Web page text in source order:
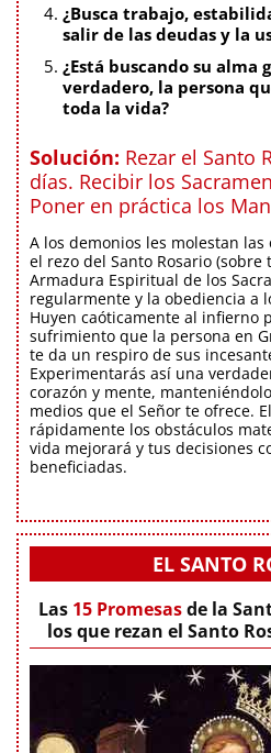
¿Busca trabajo,
salir de las deudas y la
¿Está buscando su alma
verdadero, la persona
toda la vida?
Solución: Rezar el Santo
días. Recibir los
Poner en práctica los
A los demonios les molestan
el rezo del Santo Rosario (sobre
Armadura Espiritual de los
regularmente y la obediencia a
Huyen caóticamente al infierno
sufrimiento que la persona en
te da un respiro de sus
Experimentarás así una
corazón y mente,
medios que el Señor te ofrece.
rápidamente los obstáculos
vida mejorará y tus decisiones
beneficiadas.
EL SANTO
Las 15 Promesasde la
los que rezan el Santo